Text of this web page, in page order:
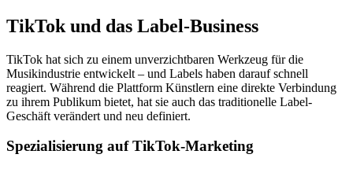
TikTok und das Label-Business
TikTok hat sich zu einem unverzichtbaren Werkzeug für die
Musikindustrie entwickelt – und Labels haben darauf schnell
reagiert. Während die Plattform Künstlern eine direkte Verbindung
zu ihrem Publikum bietet, hat sie auch das traditionelle Label-
Geschäft verändert und neu definiert.
Spezialisierung auf TikTok-Marketing